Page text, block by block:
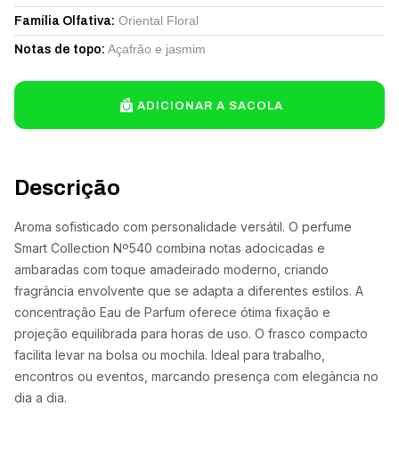
Descrição
Aroma sofisticado com personalidade versátil. O perfume
Smart Collection Nº540 combina notas adocicadas e
ambaradas com toque amadeirado moderno, criando
fragrância envolvente que se adapta a diferentes estilos. A
concentração Eau de Parfum oferece ótima fixação e
projeção equilibrada para horas de uso. O frasco compacto
facilita levar na bolsa ou mochila. Ideal para trabalho,
encontros ou eventos, marcando presença com elegância no
dia a dia.
Família Olfativa: Oriental Floral
Notas de topo: Açafrão e jasmim
ADICIONAR A SACOLA